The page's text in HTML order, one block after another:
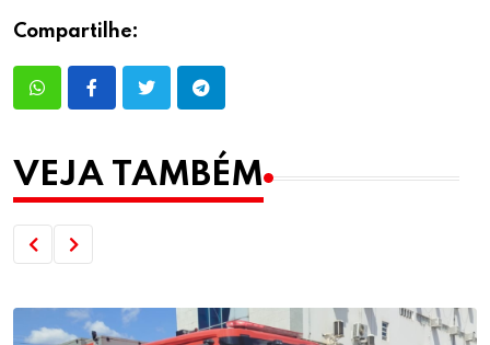
Compartilhe:
VEJA TAMBÉM